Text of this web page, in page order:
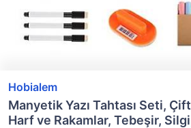
Hobialem
Manyetik Yazı Tahtası Seti,
Harf ve Rakamlar, Tebeşir,